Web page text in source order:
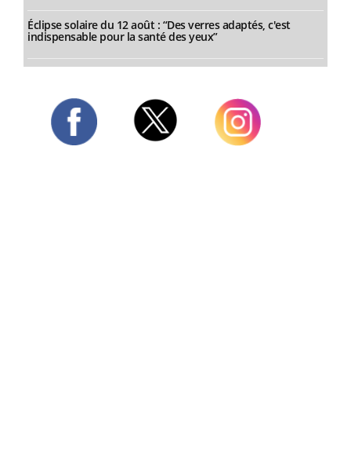
Éclipse solaire du 12 août : “Des verres adaptés, c'est
indispensable pour la santé des yeux”